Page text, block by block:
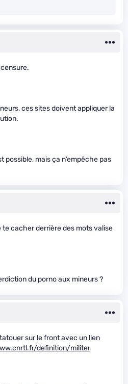
ces sites doivent appliquer la
possible, mais ça n’empêche pas
te cacher derrière des mots valise
du porno aux mineurs ?
sur le front avec un lien
definition/militer